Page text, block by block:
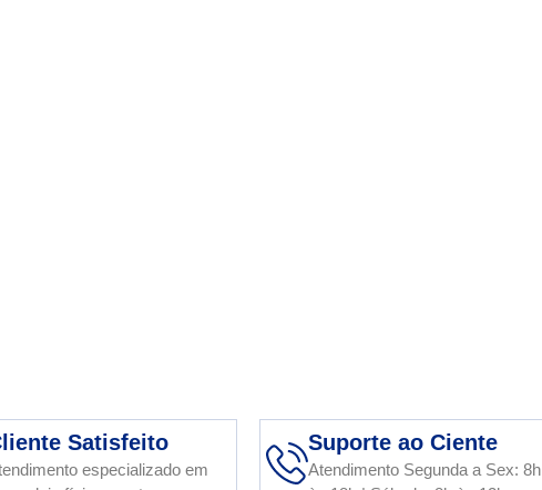
Satisfeito
especializado em
Suporte ao Ciente
Atendimento Segunda a Sex: 8h